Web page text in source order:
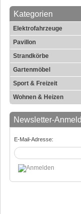
Kategorien
Elektrofahrzeuge
Pavillon
Strandkörbe
Gartenmöbel
Sport & Freizeit
Wohnen & Heizen
Newsletter-
E-Mail-Adresse: